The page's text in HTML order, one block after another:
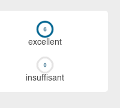
ex­cellent
in­suf­fi­sant